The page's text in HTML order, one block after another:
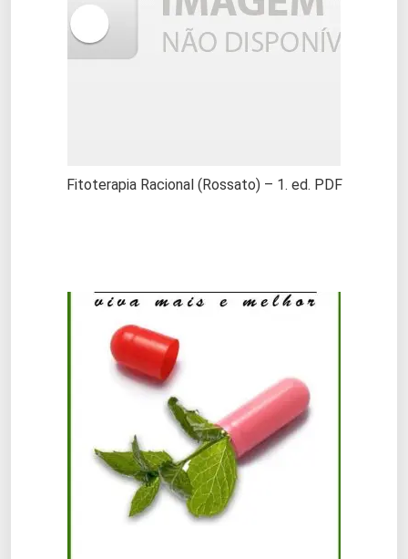
Fitoterapia Racional (Rossato) – 1. ed. PDF